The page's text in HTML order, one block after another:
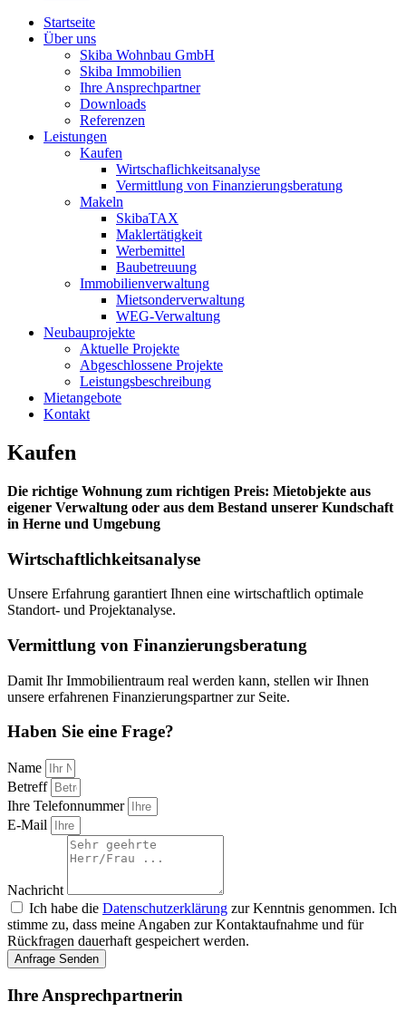
Startseite
Über uns
Skiba Wohnbau GmbH
Skiba Immobilien
Ihre Ansprechpartner
Downloads
Referenzen
Leistungen
Kaufen
Wirtschaflichkeitsanalyse
Vermittlung von Finanzierungsberatung
Makeln
SkibaTAX
Maklertätigkeit
Werbemittel
Baubetreuung
Immobilienverwaltung
Mietsonderverwaltung
WEG-Verwaltung
Neubauprojekte
Aktuelle Projekte
Abgeschlossene Projekte
Leistungsbeschreibung
Mietangebote
Kontakt
Kaufen
Die richtige Wohnung zum richtigen Preis: Mietobjekte aus
eigener Verwaltung oder aus dem Bestand unserer Kundschaft
in Herne und Umgebung
Wirtschaftlichkeitsanalyse
Unsere Erfahrung garantiert Ihnen eine wirtschaftlich optimale
Standort- und Projektanalyse.
Vermittlung von Finanzierungsberatung
Damit Ihr Immobilientraum real werden kann, stellen wir Ihnen
unsere erfahrenen Finanzierungspartner zur Seite.
Haben Sie eine Frage?
Name
Betreff
Ihre Telefonnummer
E-Mail
Nachricht
Ich habe die Datenschutzerklärung zur Kenntnis genommen. Ich
stimme zu, dass meine Angaben zur Kontaktaufnahme und für
Rückfragen dauerhaft gespeichert werden.
Anfrage Senden
Ihre Ansprechpartnerin